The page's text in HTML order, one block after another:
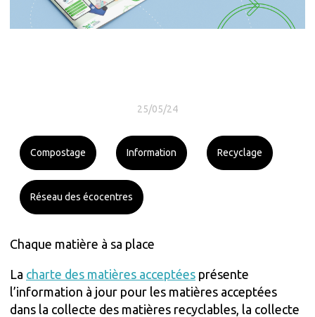
25/05/24
Compostage Information Recyclage
Réseau des écocentres
Chaque matière à sa place
La charte des matières acceptées présente
l’information à jour pour les matières acceptées
dans la collecte des matières recyclables, la collecte